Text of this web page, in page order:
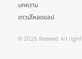
บทความ
ดาวน์โหลดแอป
© 2025 Reeeed. All